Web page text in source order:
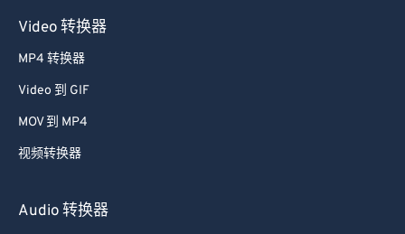
Video 转换器
MP4 转换器
Video 到 GIF
MOV 到 MP4
视频转换器
Audio 转换器